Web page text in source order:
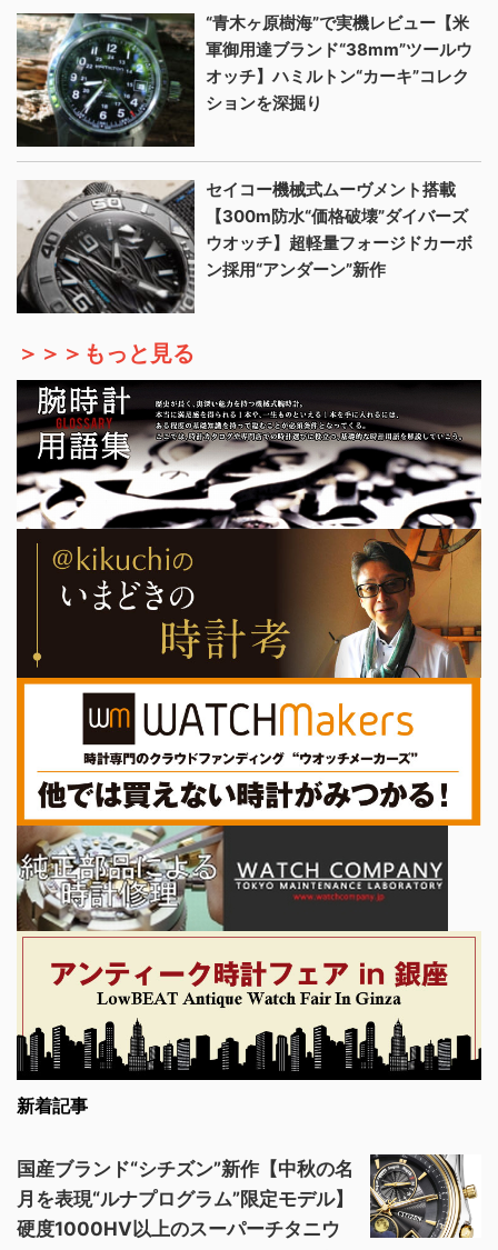
“青木ヶ原樹海”で実機レビュー【米
軍御用達ブランド“38mm”ツールウ
オッチ】ハミルトン“カーキ”コレク
ションを深掘り
セイコー機械式ムーヴメント搭載
【300m防水“価格破壊”ダイバーズ
ウオッチ】超軽量フォージドカーボ
ン採用“アンダーン”新作
＞＞＞もっと見る
新着記事
国産ブランド“シチズン”新作【中秋の名
月を表現“ルナプログラム”限定モデル】
硬度1000HV以上のスーパーチタニウ